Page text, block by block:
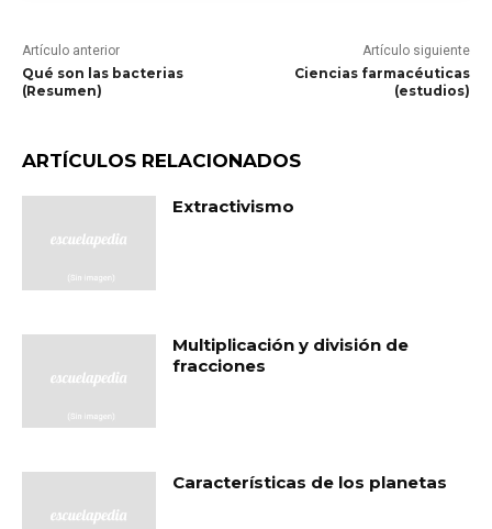
Artículo anterior
Qué son las bacterias
(Resumen)
Artículo siguiente
Ciencias farmacéuticas
(estudios)
ARTÍCULOS RELACIONADOS
Extractivismo
Multiplicación y división de
fracciones
Características de los planetas